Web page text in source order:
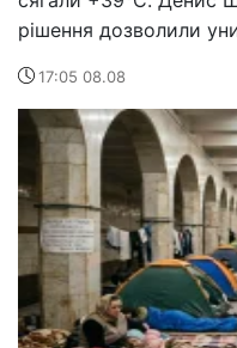
рішення дозволили
17:05 08.08